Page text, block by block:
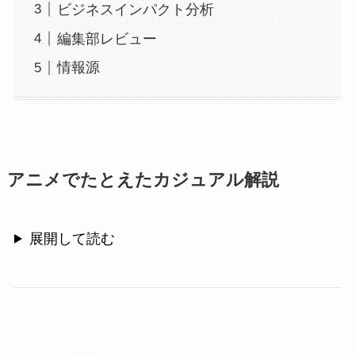
ビジネスインパクト分析
編集部レビュー
情報源
アニメでたとえたカジュアル解説
展開して読む